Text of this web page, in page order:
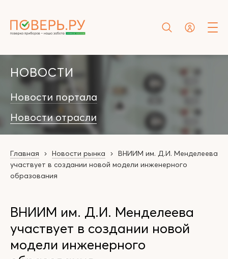
НОВОСТИ
Новости портала
Новости отрасли
Главная Новости рынка
ВНИИМ им. Д.И. Менделеева
участвует в создании новой модели инженерного
образования
ВНИИМ им. Д.И. Менделеева
участвует в создании новой
модели инженерного